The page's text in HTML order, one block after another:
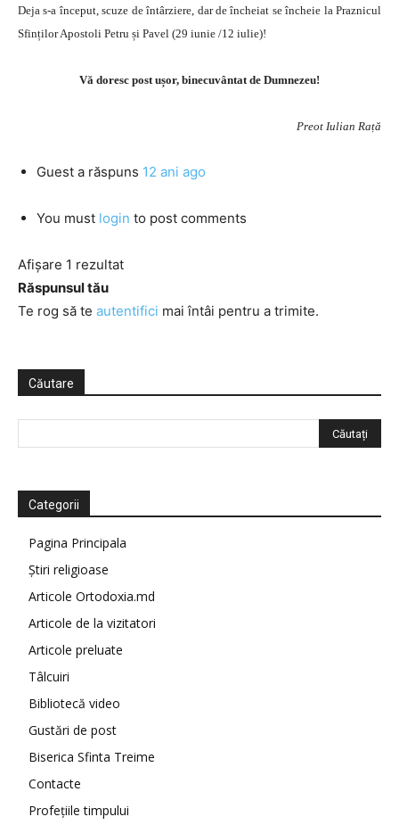
Deja s-a început, scuze de întârziere, dar de încheiat se încheie la Praznicul
Sfinților Apostoli Petru și Pavel (29 iunie /12 iulie)!
Vă doresc post ușor, binecuvântat de Dumnezeu!
Preot Iulian Rață
Guest a răspuns 12 ani ago
You must login to post comments
Afișare 1 rezultat
Răspunsul tău
Te rog să te autentifici mai întâi pentru a trimite.
Căutare
Categorii
Pagina Principala
Știri religioase
Articole Ortodoxia.md
Articole de la vizitatori
Articole preluate
Tâlcuiri
Bibliotecă video
Gustări de post
Biserica Sfinta Treime
Contacte
Profețiile timpului